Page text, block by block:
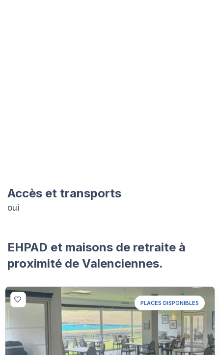
Accès et transports
oui
EHPAD et maisons de retraite à
proximité de Valenciennes.
PLACES DISPONIBLES